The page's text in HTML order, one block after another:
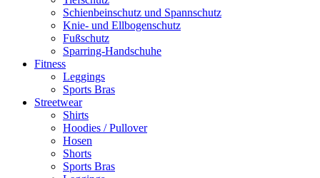
Schienbeinschutz und Spannschutz
Knie- und Ellbogenschutz
Fußschutz
Sparring-Handschuhe
Fitness
Leggings
Sports Bras
Streetwear
Shirts
Hoodies / Pullover
Hosen
Shorts
Sports Bras